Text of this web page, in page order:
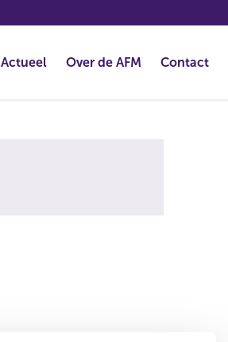
Actueel Over de AFM Contact